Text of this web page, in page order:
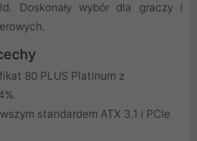
Doskonały wybór dla graczy i
80 PLUS Platinum z
standardem ATX 3.1 i PCIe